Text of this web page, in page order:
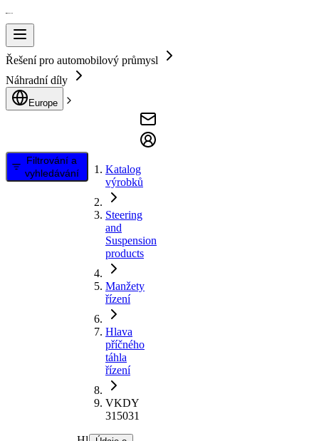
Řešení pro automobilový průmysl
Náhradní díly
Europe
Filtrování a
vyhledávání
Katalog
výrobků
Steering
and
Suspension
products
Manžety
řízení
Hlava
příčného
táhla
řízení
VKDY
315031